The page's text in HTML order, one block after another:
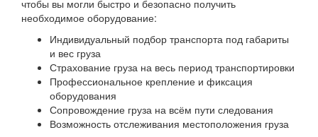
чтобы вы могли быстро и безопасно получить
необходимое оборудование:
Индивидуальный подбор транспорта под габариты
и вес груза
Страхование груза на весь период транспортировки
Профессиональное крепление и фиксация
оборудования
Сопровождение груза на всём пути следования
Возможность отслеживания местоположения груза